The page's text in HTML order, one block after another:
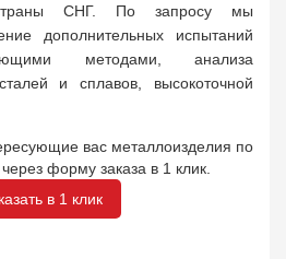
СНГ. По запросу мы
дополнительных испытаний
методами, анализа
и сплавов, высокоточной
вас металлоизделия по
форму заказа в 1 клик.
в 1 клик